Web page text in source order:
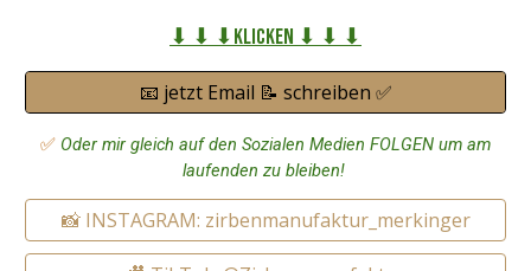
⬇ ⬇ ⬇Klicken ⬇ ⬇ ⬇
📧 jetzt Email 📝 schreiben ✅
✅ Oder mir gleich auf den Sozialen Medien FOLGEN um am
laufenden zu bleiben!
📸 INSTAGRAM: zirbenmanufaktur_merkinger